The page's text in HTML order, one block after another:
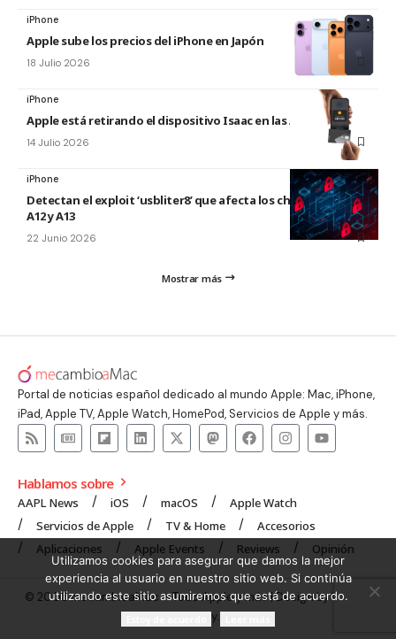
iPhone
Apple sube los precios del iPhone en Japón
18 Julio 2026
iPhone
Apple está retirando el dispositivo Isaac en las Apple Store
14 Julio 2026
iPhone
Detectan el exploit ‘usbliter8’ que afecta los chips de Apple
A12 y A13
22 Junio 2026
Mostrar más
Portal de noticias español dedicado al mundo Apple: Mac, iPhone,
iPad, Apple TV, Apple Watch, HomePod, Servicios de Apple y más.
Hablamos sobre
AAPL News iOS macOS
Apple Watch
Servicios de Apple
TV & Home
Accesorios
Aplicaciones
Apple Events Reviews Opinión
© 2008 mecambioaMac – Todo Apple y más | Design byUNXON
Agency.
Utilizamos cookies para asegurar que damos la mejor
experiencia al usuario en nuestro sitio web. Si continúa
utilizando este sitio asumiremos que está de acuerdo.